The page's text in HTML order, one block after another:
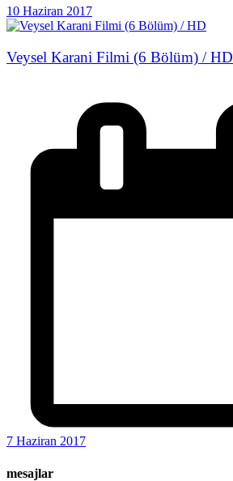
10 Haziran 2017
Veysel Karani Filmi (6 Bölüm) / HD
7 Haziran 2017
mesajlar